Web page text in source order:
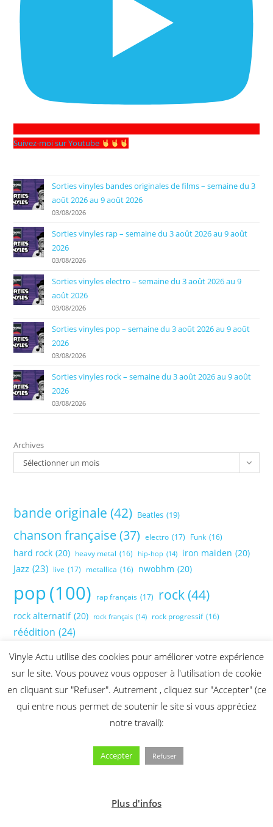
Suivez-moi sur Youtube
Sorties vinyles bandes originales de films – semaine du 3
août 2026 au 9 août 2026
03/08/2026
Sorties vinyles rap – semaine du 3 août 2026 au 9 août
2026
03/08/2026
Sorties vinyles electro – semaine du 3 août 2026 au 9
août 2026
03/08/2026
Sorties vinyles pop – semaine du 3 août 2026 au 9 août
2026
03/08/2026
Sorties vinyles rock – semaine du 3 août 2026 au 9 août
2026
03/08/2026
Archives
Sélectionner un mois
bande originale (42) Beatles (19)
chanson française (37) electro (17) Funk (16)
hard rock (20) heavy metal (16) hip-hop (14) iron maiden (20)
Jazz (23) live (17) metallica (16) nwobhm (20)
pop(100) rap français (17) rock(44)
rock alternatif (20) rock français (14) rock progressif (16)
réédition (24)
Vinyle Actu utilise des cookies pour améliorer votre expérience
sur le site. Vous pouvez vous opposer à l'utilisation de cookie
en cliquant sur "Refuser". Autrement , cliquez sur "Accepter" (ce
qui entre nous permet de soutenir le site si vous appréciez
notre travail):
Accepter Refuser
Plus d'infos